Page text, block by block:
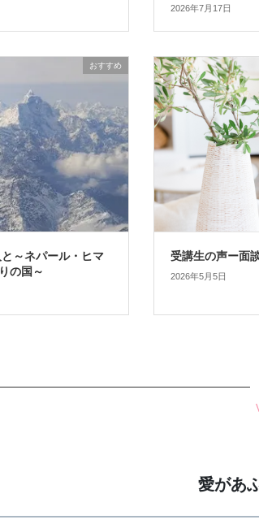
2026年7月17日
おすすめ
～ネパール・ヒマ
の国～
受講生の声ー面
2026年5月5日
愛があ